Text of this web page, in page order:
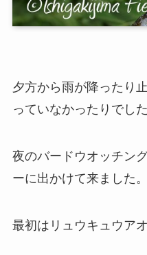
夕方から雨が降ったり
っていなかったりでした
夜のバードウオッチン
ーに出かけて来ました。
最初はリュウキュウア